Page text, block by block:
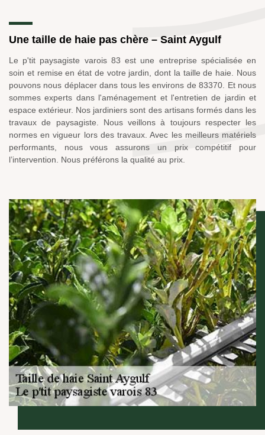
Une taille de haie pas chère – Saint Aygulf
Le p'tit paysagiste varois 83 est une entreprise spécialisée en
soin et remise en état de votre jardin, dont la taille de haie. Nous
pouvons nous déplacer dans tous les environs de 83370. Et nous
sommes experts dans l'aménagement et l'entretien de jardin et
espace extérieur. Nos jardiniers sont des artisans formés dans les
travaux de paysagiste. Nous veillons à toujours respecter les
normes en vigueur lors des travaux. Avec les meilleurs matériels
performants, nous vous assurons un prix compétitif pour
l’intervention. Nous préférons la qualité au prix.